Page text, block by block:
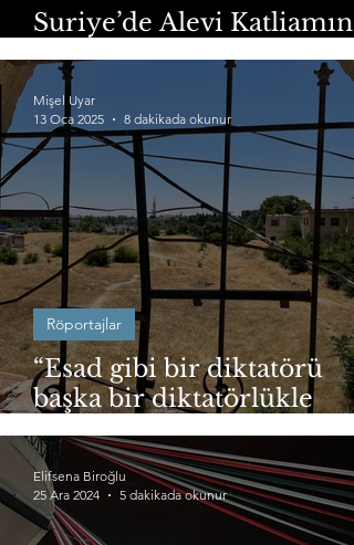
Suriye’de Alevi Katliamına
Karşı Sessiz Kalmıyoruz!
“Esad gibi bir diktatörü
başka bir diktatörlükle
değiştireceksek vay
halimize”
Röportajlar
Mişel Uyar
13 Oca 2025
8 dakikada okunur
Elifsena Biroğlu
25 Ara 2024
5 dakikada okunur